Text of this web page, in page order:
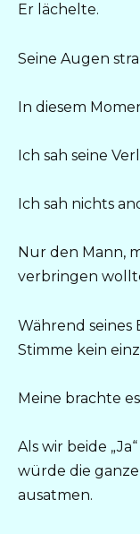
Er lächelte.
Seine Augen
In diesem
Ich sah seine
Ich sah nichts
Nur den Mann,
verbringen
Während seines
Stimme kein
Meine brachte
Als wir beide
würde die
ausatmen.